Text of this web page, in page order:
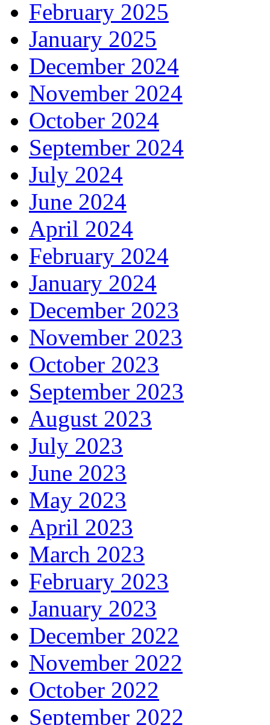
February 2025
January 2025
December 2024
November 2024
October 2024
September 2024
July 2024
June 2024
April 2024
February 2024
January 2024
December 2023
November 2023
October 2023
September 2023
August 2023
July 2023
June 2023
May 2023
April 2023
March 2023
February 2023
January 2023
December 2022
November 2022
October 2022
September 2022